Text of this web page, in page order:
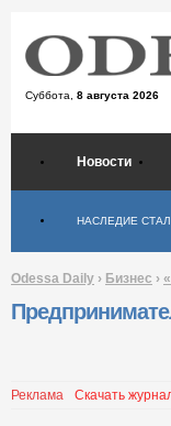
Суббота, 8 августа 2026
Новости
НАСЛЕДИЕ
Odessa Daily › Бизнес ›
Реклама Скачать